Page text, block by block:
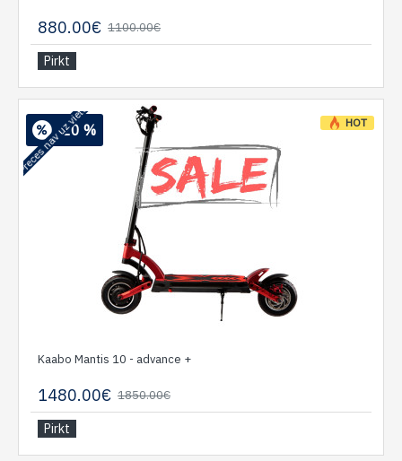
880.00€ 1100.00€
Pirkt
HOT
-20 %
Preces nav uz vietas
Kaabo Mantis 10 - advance +
1480.00€ 1850.00€
Pirkt